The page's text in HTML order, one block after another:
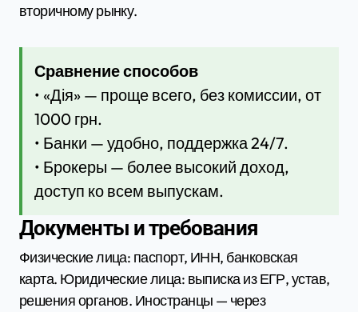
вторичному рынку.
Сравнение способов
• «Дія» — проще всего, без комиссии, от
1000 грн.
• Банки — удобно, поддержка 24/7.
• Брокеры — более высокий доход,
доступ ко всем выпускам.
Документы и требования
Физические лица: паспорт, ИНН, банковская
карта. Юридические лица: выписка из ЕГР, устав,
решения органов. Иностранцы — через